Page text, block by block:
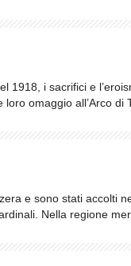
1918, i sacrifici e
omaggio all’Arco di
e sono stati accolti
Nella regione